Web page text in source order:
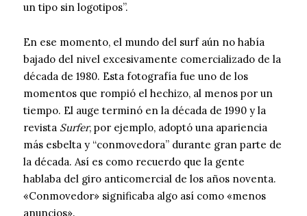
un tipo sin logotipos”.
En ese momento, el mundo del surf aún no había
bajado del nivel excesivamente comercializado de la
década de 1980. Esta fotografía fue uno de los
momentos que rompió el hechizo, al menos por un
tiempo. El auge terminó en la década de 1990 y la
revista Surfer, por ejemplo, adoptó una apariencia
más esbelta y “conmovedora” durante gran parte de
la década. Así es como recuerdo que la gente
hablaba del giro anticomercial de los años noventa.
«Conmovedor» significaba algo así como «menos
anuncios».